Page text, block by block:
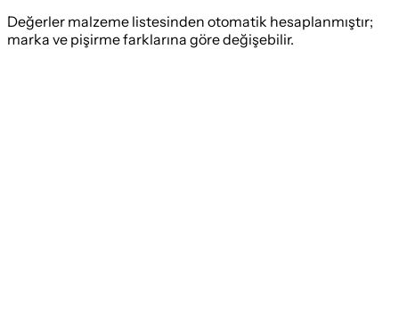
Değerler malzeme listesinden otomatik hesaplanmıştır;
marka ve pişirme farklarına göre değişebilir.